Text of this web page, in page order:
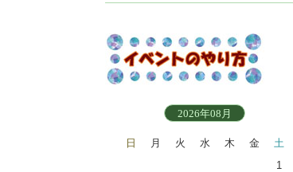
2026年08月
日 月 火 水 木 金
土
1